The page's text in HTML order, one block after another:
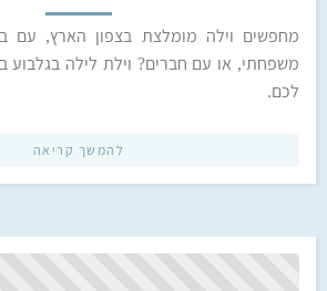
מחפשים וילה מומלצת בצפון הארץ, עם
משפחתי, או עם חברים? וילת לילה בגלבוע
לכם.
להמשך קריאה